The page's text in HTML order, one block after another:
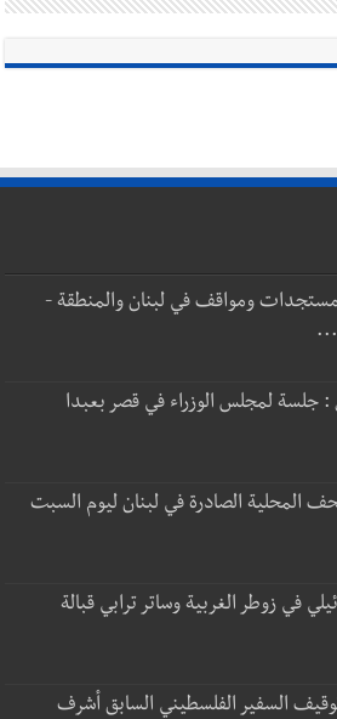
ومواقف في لبنان والمنطقة -
: جلسة لمجلس الوزراء في قصر بعبدا
المحلية الصادرة في لبنان ليوم السبت
في زوطر الغربية وساتر ترابي قبالة
السفير الفلسطيني السابق أشرف